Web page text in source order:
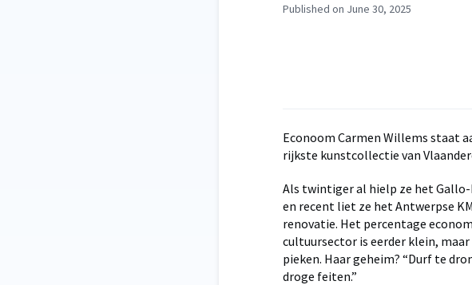
Published on June 30, 2025
Econoom Carmen Willems staat
rijkste kunstcollectie van
Als twintiger al hielp ze het
en recent liet ze het Antwerpse
renovatie. Het percentage
cultuursector is eerder klein,
pieken. Haar geheim? “Durf te
droge feiten.”